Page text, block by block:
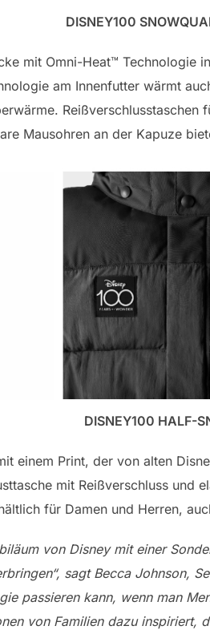
DISNEY100
mit Omni-Heat™ Technologie
am Innenfutter wärmt
Mausohren an der Kapuze
DISNEY100 HALF-
einem Print, der von alten
mit Reißverschluss und
für Damen und Herren,
von Disney mit einer
sagt Becca Johnson,
passieren kann, wenn man
von Familien dazu inspiriert,